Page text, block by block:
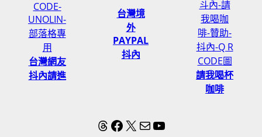
台灣網友
抖內請進
台灣境
外
PAYPAL
抖內
請我喝杯
咖啡
Threads
Facebook
X 電子郵件YouTube